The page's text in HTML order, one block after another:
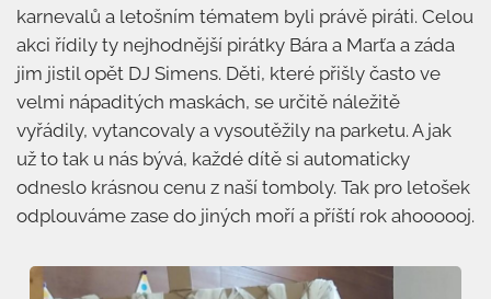
karnevalů a letošním tématem byli právě piráti. Celou
akci řídily ty nejhodnější pirátky Bára a Marťa a záda
jim jistil opět DJ Simens. Děti, které přišly často ve
velmi nápaditých maskách, se určitě náležitě
vyřádily, vytancovaly a vysoutěžily na parketu. A jak
už to tak u nás bývá, každé dítě si automaticky
odneslo krásnou cenu z naší tomboly. Tak pro letošek
odplouváme zase do jiných moří a příští rok ahoooooj.